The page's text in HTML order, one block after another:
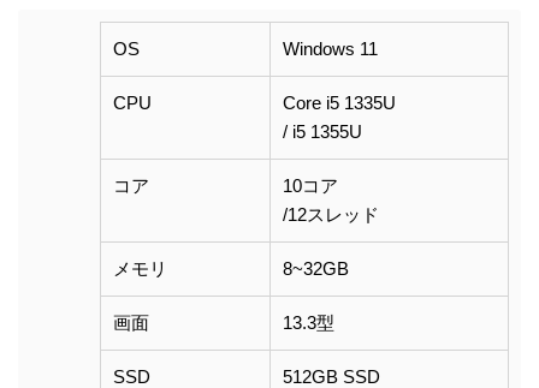
OS Windows 11
CPU
Core i5 1335U
/ i5 1355U
コア
10コア
/12スレッド
メモリ 8~32GB
画面 13.3型
SSD 512GB SSD